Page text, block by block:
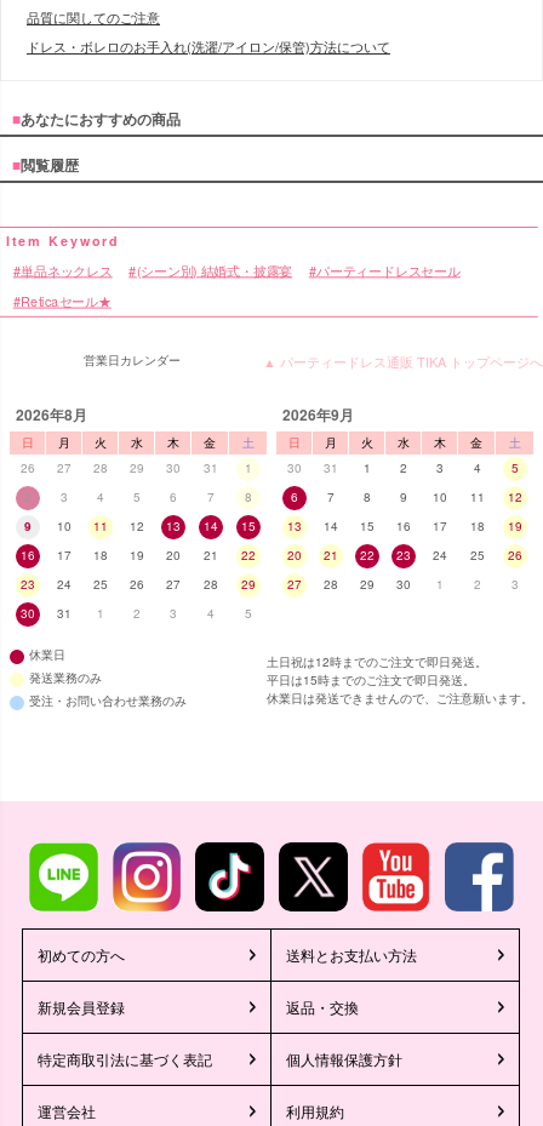
品質に関してのご注意
ドレス・ボレロのお手入れ(洗濯/アイロン/保管)方法について
■あなたにおすすめの商品
■閲覧履歴
単品ネックレス (シーン別) 結婚式・披露宴 パーティードレスセール
Reticaセール★
▲ パーティードレス通販 TIKA トップページへ
営業日カレンダー
2026年8月
日 月 火 水 木 金
土
26
27 28 29 30 31
1
2
3 4 5 6 7
8
9
10 11 12 13 14
15
16
17 18 19 20 21
22
23
24 25 26 27 28
29
30
31 1 2 3 4 5
2026年9月
日 月 火 水 木 金
土
30
31 1 2 3 4
5
6
7 8 9 10 11
12
13
14 15 16 17 18
19
20
21 22 23 24 25
26
27
28 29 30 1 2 3
休業日
発送業務のみ
受注・お問い合わせ業務のみ
土日祝は12時までのご注文で即日発送。
平日は15時までのご注文で即日発送。
休業日は発送できませんので、ご注意願います。
初めての方へ 送料とお支払い方法
新規会員登録 返品・交換
特定商取引法に基づく表記 個人情報保護方針
運営会社 利用規約